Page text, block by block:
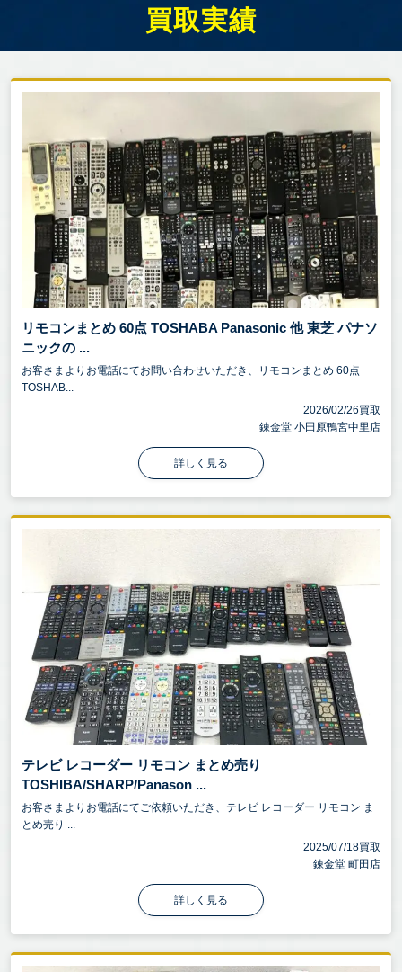
して知られています。
用品、アウトドア用品、楽器、小物、雑貨など、ど
壊れていても、古くても、放置していても、欠損・
欠品していても大丈夫！
まずは無料出張査定をご利用ください。プロの査定
員がご自宅までお伺いし、一点一点丁寧に査定いた
します。
他社で断られたお品物でも、当店なら思わぬ価格が
つくことも！
お値段がつかない場合でも、可能な限り引き取りさ
お申込みはお電話一本！お気軽に錬金堂へご相談く
買取実績
リモコンまとめ 60点 TOSHABA Panasonic 他 東芝 パナソ
ニックの ...
お客さまよりお電話にてお問い合わせいただき、リモコンまとめ 60点
TOSHAB...
2026/02/26買取
錬金堂 小田原鴨宮中里店
詳しく見る
テレビ レコーダー リモコン まとめ売り
TOSHIBA/SHARP/Panason ...
お客さまよりお電話にてご依頼いただき、テレビ レコーダー リモコン ま
とめ売り ...
2025/07/18買取
錬金堂 町田店
詳しく見る